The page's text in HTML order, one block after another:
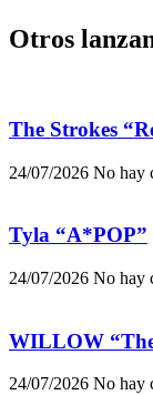
Otros
The Strokes
24/07/2026 No hay
Tyla “A*POP”
24/07/2026 No hay
WILLOW
24/07/2026 No hay